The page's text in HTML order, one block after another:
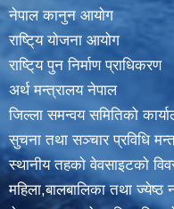
नेपाल कानुन आयाेग
राष्टि्य याेजना आयाेग
राष्टि्य पुन निर्माण प्राधिकरण
अर्थ मन्त्रालय नेपाल
जिल्ला समन्वय समितिको
सुचना तथा सञ्चार प्रविधि
स्थानीय तहकाे वेवसाइटकाे
महिला,बालबालिका तथा ज्येष्ठ